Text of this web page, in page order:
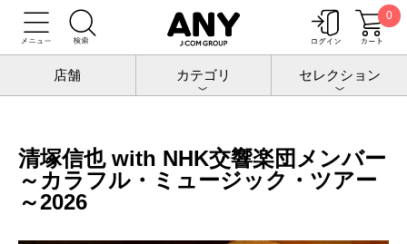
0
店舗 カテゴリ セレクション
トップ チケットポート 公演
清塚信也 with NHK交響楽団メンバー ～カラフル・ミュージック・ツアー～
清塚信也 with NHK交響楽団メンバー
～カラフル・ミュージック・ツアー
～2026